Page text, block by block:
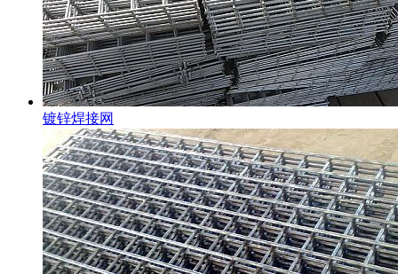
镀锌焊接网